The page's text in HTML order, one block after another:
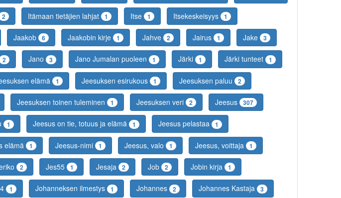
2 Itämaan tietäjien lahjat 1 Itse 1 Itsekeskeisyys 1
Jaakob 6 Jaakobin kirje 1 Jahve 2 Jairus 1 Jake 3
2 Jano 3 Jano Jumalan puoleen 1 Järki 1 Järki tunteet 1
elämä 1 Jeesuksen esirukous 1 Jeesuksen paluu 2
Jeesuksen toinen tuleminen 1 Jeesuksen veri 2 Jeesus 307
1 Jeesus on tie, totuus ja elämä 1 Jeesus pelastaa 1
elämä 1 Jeesus-nimi 1 Jeesus, valo 1 Jeesus, voittaja 1
2 Jes55 1 Jesaja 2 Job 2 Jobin kirja 1
1 Johanneksen ilmestys 1 Johannes 2 Johannes Kastaja 3